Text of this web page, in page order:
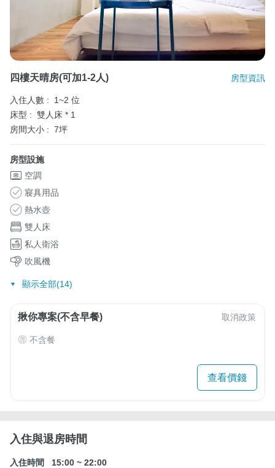
四樓天晴房(可加1-2人) 房型資訊
入住人數 :
1~2 位
床型 : 雙人床 * 1
房間大小 : 7坪
房型設施
空調
寢具用品
熱水壺
雙人床
私人衛浴
吹風機
顯示全部(14)
揪你專案(不含早餐) 取消政策
不含餐
查看價錢
入住與退房時間
入住時間 15:00 ~ 22:00